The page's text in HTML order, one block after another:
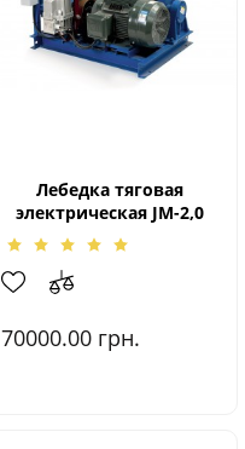
Лебедка тяговая
электрическая JМ-2,0
70000.00 грн.